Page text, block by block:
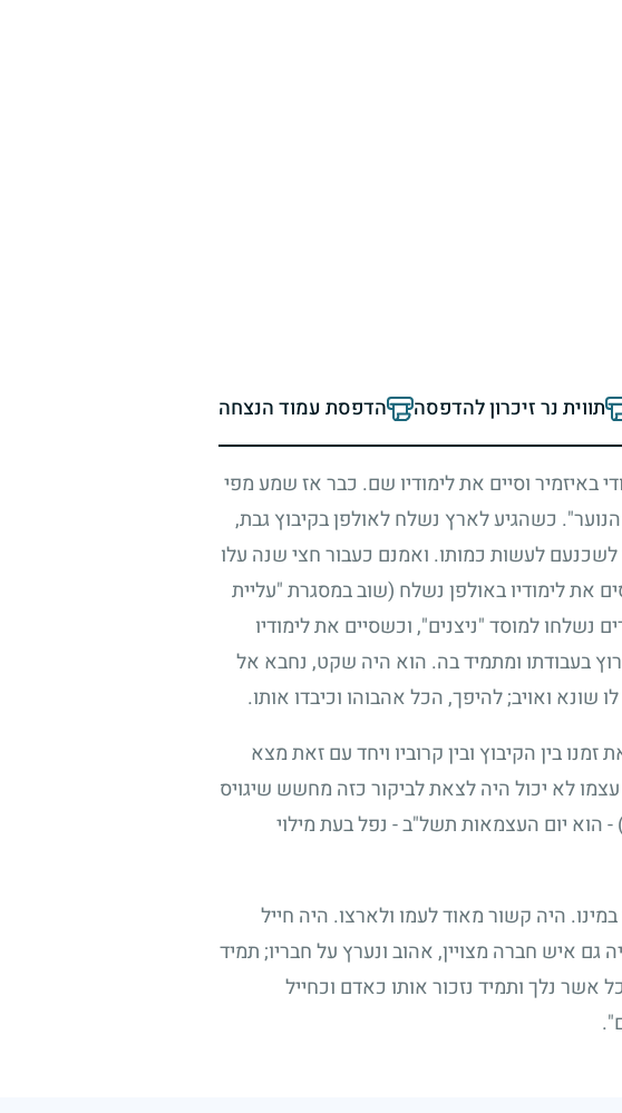
תווית נר זיכרון להדפסה הדפסת עמוד הנצחה
באיזמיר וסיים את לימודיו שם. כבר אז שמע מפי
כשהגיע לארץ נשלח לאולפן בקיבוץ גבת,
לעשות כמותו. ואמנם כעבור חצי שנה עלו
את לימודיו באולפן נשלח (שוב במסגרת "עליית
נשלחו למוסד "ניצנים", וכשסיים את לימודיו
בעבודתו ומתמיד בה. הוא היה שקט, נחבא אל
שונא ואויב;להיפך, הכל אהבוהו וכיבדו אותו.
בין הקיבוץ ובין קרוביו ויחד עם זאת מצא
לא יכול היה לצאת לביקור כזה מחשש שיגויס
- הוא יום העצמאות תשל"ב - נפל בעת מילוי
היה קשור מאוד לעמו ולארצו. היה חייל
גם איש חברה מצויין, אהוב ונערץ על חבריו;תמיד
אשר נלך ותמיד נזכור אותו כאדם וכחייל